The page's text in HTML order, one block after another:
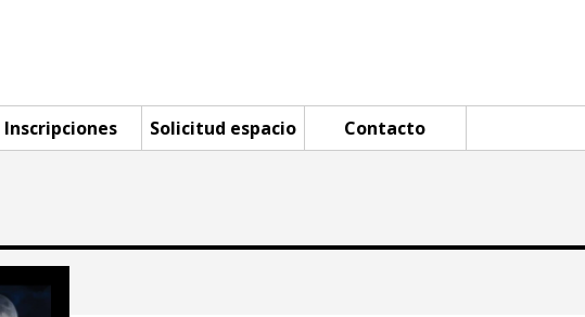
Inscripciones Solicitud espacio Contacto